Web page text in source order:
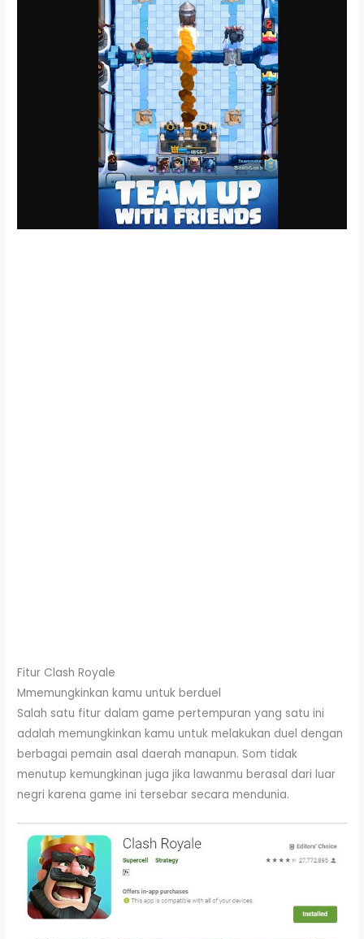
Fitur Clash Royale
Mmemungkinkan kamu untuk berduel
Salah satu fitur dalam game pertempuran yang satu ini
adalah memungkinkan kamu untuk melakukan duel dengan
berbagai pemain asal daerah manapun. Som tidak
menutup kemungkinan juga jika lawanmu berasal dari luar
negri karena game ini tersebar secara mendunia.